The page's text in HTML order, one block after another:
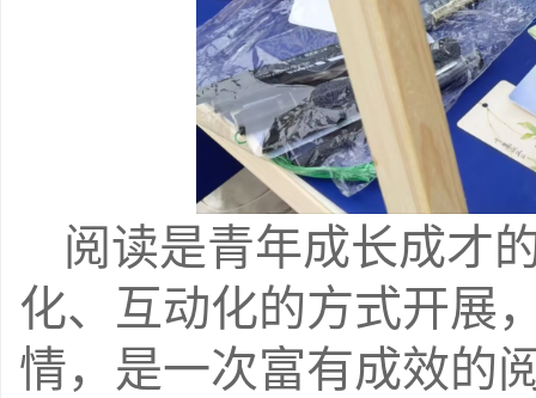
阅读是青年成长成才
化、互动化的方式开展
情，是一次富有成效的